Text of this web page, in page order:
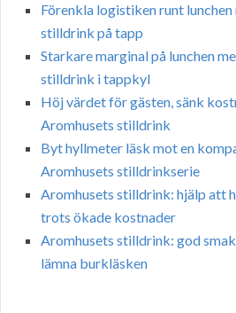
Förenkla logistiken runt
stilldrink på tapp
Starkare marginal på lunchen
stilldrink i tappkyl
Höj värdet för gästen, sänk
Aromhusets stilldrink
Byt hyllmeter läsk mot en
Aromhusets stilldrinkserie
Aromhusets stilldrink: hjälp att
trots ökade kostnader
Aromhusets stilldrink: god
lämna burkläsken